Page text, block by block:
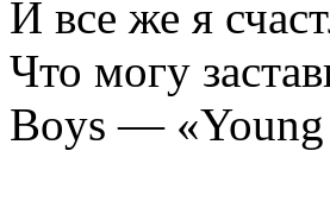
И все же я
Что могу
Boys — «Young